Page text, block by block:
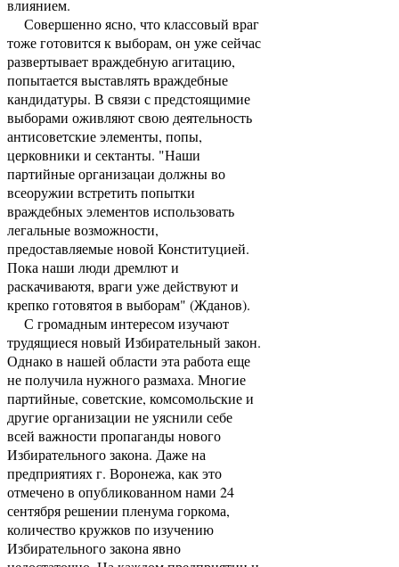
влиянием.
Совершенно ясно, что классовый враг
тоже готовится к выборам, он уже сейчас
развертывает враждебную агитацию,
попытается выставлять враждебные
кандидатуры. В связи с предстоящимие
выборами оживляют свою деятельность
антисоветские элементы, попы,
церковники и сектанты. "Наши
партийные организацаи должны во
всеоружии встретить попытки
враждебных элементов использовать
легальные возможности,
предоставляемые новой Конституцией.
Пока наши люди дремлют и
раскачиваютя, враги уже действуют и
крепко готовятоя в выборам" (Жданов).
С громадным интересом изучают
трудящиеся новый Избирательный закон.
Однако в нашей области эта работа еще
не получила нужного размаха. Многие
партийные, советские, комсомольские и
другие организации не уяснили себе
всей важности пропаганды нового
Избирательного закона. Даже на
предприятиях г. Воронежа, как это
отмечено в опубликованном нами 24
сентября решении пленума горкома,
количество кружков по изучению
Избирательного закона явно